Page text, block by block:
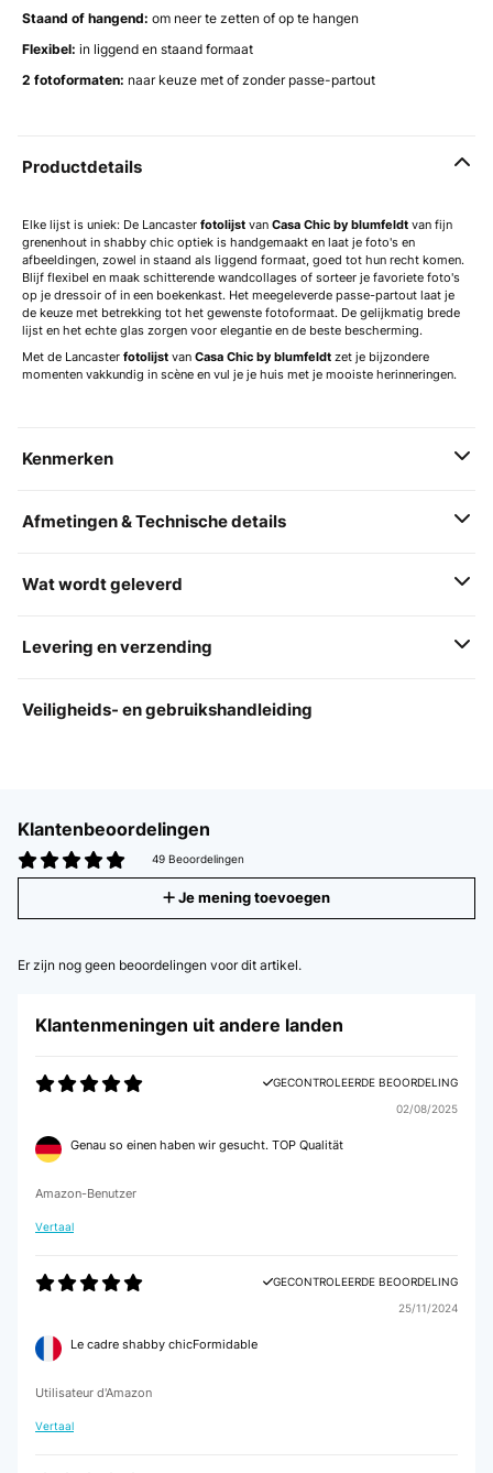
Staand of hangend: om neer te zetten of op te hangen
Flexibel: in liggend en staand formaat
2 fotoformaten: naar keuze met of zonder passe-partout
Productdetails
Elke lijst is uniek: De Lancaster fotolijst van Casa Chic by blumfeldt van fijn
grenenhout in shabby chic optiek is handgemaakt en laat je foto's en
afbeeldingen, zowel in staand als liggend formaat, goed tot hun recht komen.
Blijf flexibel en maak schitterende wandcollages of sorteer je favoriete foto's
op je dressoir of in een boekenkast. Het meegeleverde passe-partout laat je
de keuze met betrekking tot het gewenste fotoformaat. De gelijkmatig brede
lijst en het echte glas zorgen voor elegantie en de beste bescherming.
Met de Lancaster fotolijst van Casa Chic by blumfeldt zet je bijzondere
momenten vakkundig in scène en vul je je huis met je mooiste herinneringen.
Kenmerken
Afmetingen & Technische details
Wat wordt geleverd
Levering en verzending
Veiligheids- en gebruikshandleiding
Klantenbeoordelingen
49 Beoordelingen
Je mening toevoegen
Er zijn nog geen beoordelingen voor dit artikel.
Klantenmeningen uit andere landen
GECONTROLEERDE BEOORDELING
02/08/2025
Genau so einen haben wir gesucht. TOP Qualität
Amazon-Benutzer
Vertaal
GECONTROLEERDE BEOORDELING
25/11/2024
Le cadre shabby chicFormidable
Utilisateur d'Amazon
Vertaal